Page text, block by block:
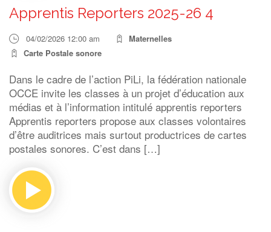
Apprentis Reporters 2025-26 4
04/02/2026 12:00 am
Maternelles
Carte Postale sonore
Dans le cadre de l’action PiLi, la fédération nationale
OCCE invite les classes à un projet d’éducation aux
médias et à l’information intitulé apprentis reporters
Apprentis reporters propose aux classes volontaires
d’être auditrices mais surtout productrices de cartes
postales sonores. C’est dans […]